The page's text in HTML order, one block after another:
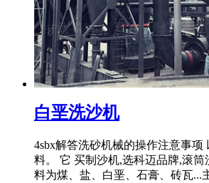
白垩洗沙机
4sbx解答洗砂机械的操作注意事项
料。 它 买制沙机,选科迈品牌,滚筒
料为煤、盐、白垩、石膏、砖瓦...